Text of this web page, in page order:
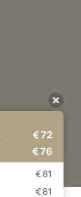
€ 72
€ 76
€81
€81